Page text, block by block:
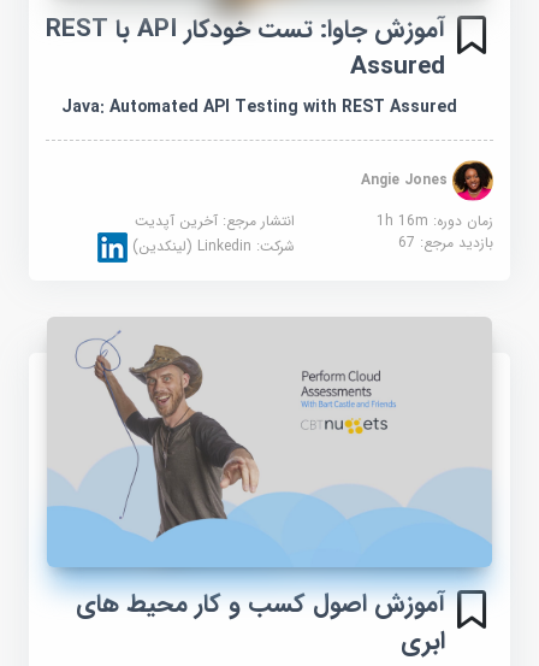
آموزش جاوا: تست خودکار API با REST
Assured
Java: Automated API Testing with REST Assured
Angie Jones
زمان دوره: 1h 16m
انتشار مرجع:آخرین آپدیت
بازدید مرجع:67 شرکت:Linkedin (لینکدین)
آموزش اصول کسب و کار محیط های
ابری